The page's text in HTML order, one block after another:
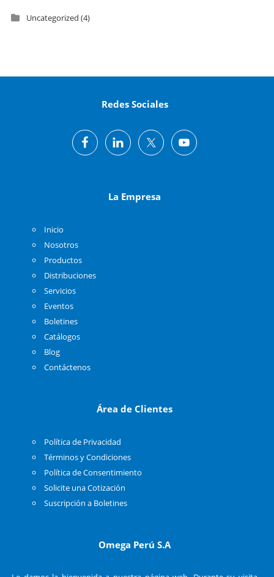
Uncategorized (4)
Redes Sociales
La Empresa
Inicio
Nosotros
Productos
Distribuciones
Servicios
Eventos
Boletines
Catálogos
Blog
Contáctenos
Área de Clientes
Política de Privacidad
Términos y Condiciones
Política de Consentimiento
Solicite una Cotización
Suscripción a Boletines
Omega Perú S.A